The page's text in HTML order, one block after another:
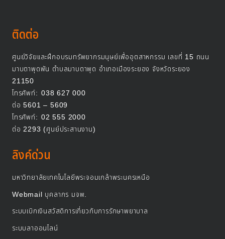
ติดต่อ
ศูนย์วิจัยและฝึกอบรมทรัพยากรมนุษย์เพื่ออุตสาหกรรม เลขที่ 15 ถนน
มาบตาพุดพัน ตำบลมาบตาพุด อำเภอเมืองระยอง จังหวัดระยอง
21150
โทรศัพท์: 038 627 000
ต่อ 5601 – 5609
โทรศัพท์: 02 555 2000
ต่อ 2293 (ศูนย์ประสานงาน)
ลิงค์ด่วน
มหาวิทยาลัยเทคโนโลยีพระจอมเกล้าพระนครเหนือ
Webmail บุคลากร มจพ.
ระบบเบิกเงินสวัสดิการเกี่ยวกับการรักษาพยาบาล
ระบบลาออนไลน์